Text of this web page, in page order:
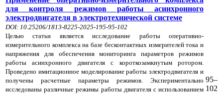
для контроля режимов работы асинхронного
электродвигателя в электротехнической системе
DOI: 10.25206/1813-8225-2025-195-95-102
Целью статьи является исследование работы оперативно-
измерительного комплекса на базе бесконтактных измерителей тока и
напряжения для обеспечения мониторинга параметров режимов
работы асинхронного двигателя с короткозамкнутым ротором.
Проведено имитационное моделирование работы электродвигателя и
получены расчетные параметры режимов. Экспериментально
исследованы различные режимы работы двигателя с использованием
95–
102